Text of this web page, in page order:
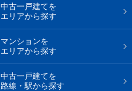
中古一戸建てを
エリアから探す
マンションを
エリアから探す
中古一戸建てを
路線・駅から探す